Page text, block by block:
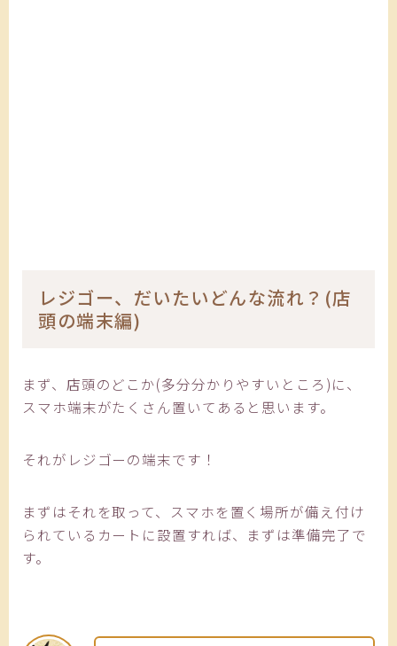
レジゴー、だいたいどんな流れ？(店
頭の端末編)
まず、店頭のどこか(多分分かりやすいところ)に、
スマホ端末がたくさん置いてあると思います。
それがレジゴーの端末です！
まずはそれを取って、スマホを置く場所が備え付け
られているカートに設置すれば、まずは準備完了で
す。